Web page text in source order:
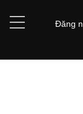
Đăng